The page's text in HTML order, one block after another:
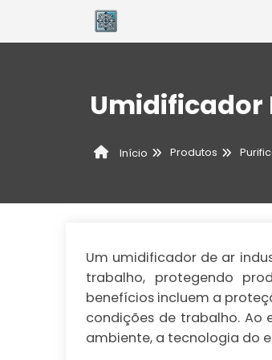
Umidificador
Início Produtos
Um umidificador de ar
trabalho, protegendo
benefícios incluem a
condições de trabalho. Ao
ambiente, a tecnologia do